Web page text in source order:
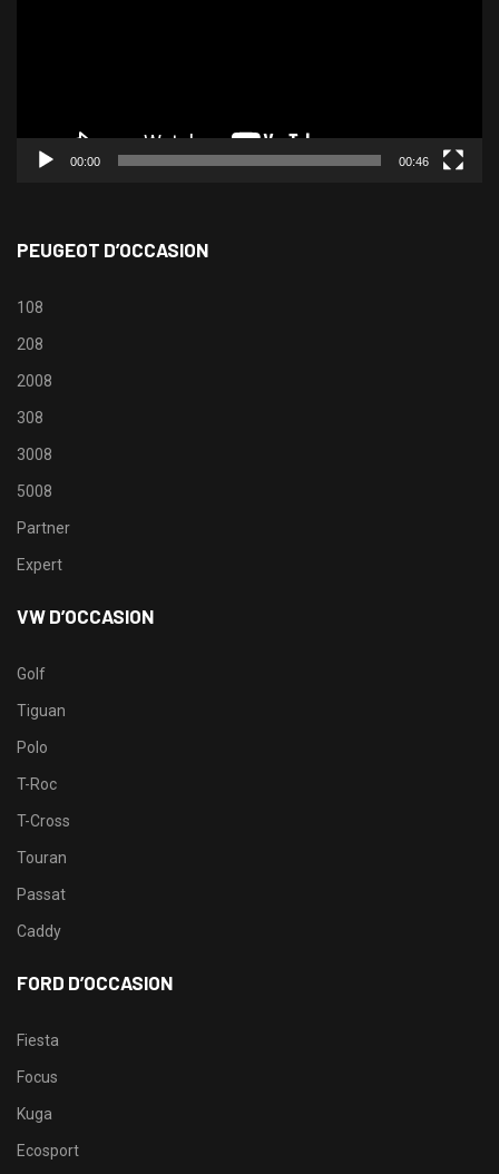
00:00 00:46
PEUGEOT D’OCCASION
108
208
2008
308
3008
5008
Partner
Expert
VW D’OCCASION
Golf
Tiguan
Polo
T-Roc
T-Cross
Touran
Passat
Caddy
FORD D’OCCASION
Fiesta
Focus
Kuga
Ecosport